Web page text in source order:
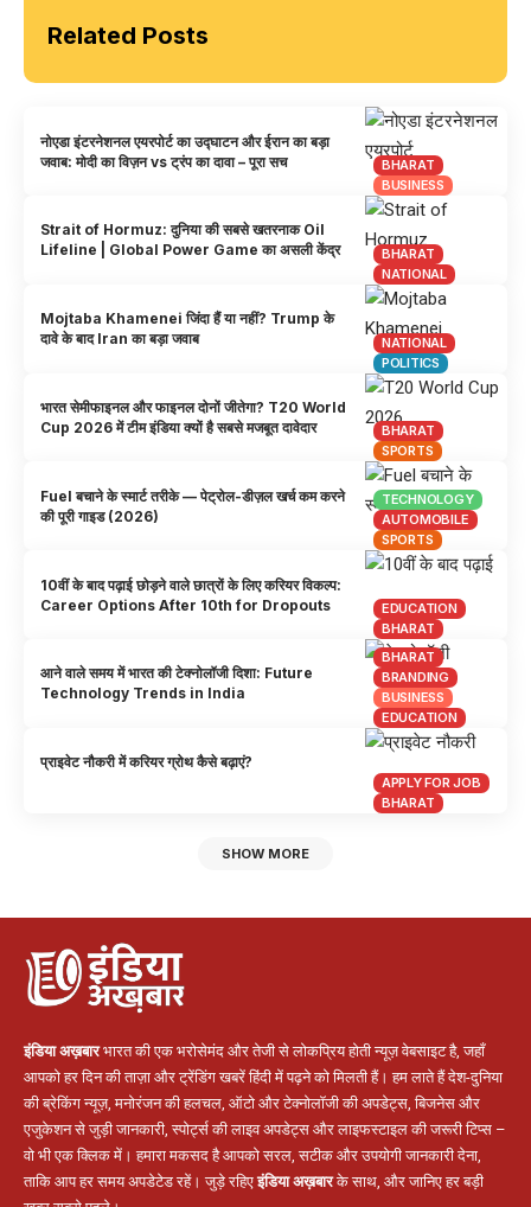
Related Posts
BHARAT
BUSINESS
नोएडा इंटरनेशनल एयरपोर्ट का उद्घाटन और ईरान का बड़ा
जवाब: मोदी का विज़न vs ट्रंप का दावा – पूरा सच
BHARAT
NATIONAL
Strait of Hormuz: दुनिया की सबसे खतरनाक Oil
Lifeline | Global Power Game का असली केंद्र
NATIONAL
POLITICS
Mojtaba Khamenei जिंदा हैं या नहीं? Trump के
दावे के बाद Iran का बड़ा जवाब
BHARAT
SPORTS
भारत सेमीफाइनल और फाइनल दोनों जीतेगा? T20 World
Cup 2026 में टीम इंडिया क्यों है सबसे मजबूत दावेदार
TECHNOLOGY
AUTOMOBILE
SPORTS
Fuel बचाने के स्मार्ट तरीके — पेट्रोल-डीज़ल खर्च कम करने
की पूरी गाइड (2026)
EDUCATION
BHARAT
10वीं के बाद पढ़ाई छोड़ने वाले छात्रों के लिए करियर विकल्प:
Career Options After 10th for Dropouts
BHARAT
BRANDING
BUSINESS
EDUCATION
आने वाले समय में भारत की टेक्नोलॉजी दिशा: Future
Technology Trends in India
APPLY FOR JOB
BHARAT
प्राइवेट नौकरी में करियर ग्रोथ कैसे बढ़ाएं?
SHOW MORE
इंडिया अख़बारभारत की एक भरोसेमंद और तेजी से लोकप्रिय होती न्यूज़ वेबसाइट है, जहाँ
आपको हर दिन की ताज़ा और ट्रेंडिंग खबरें हिंदी में पढ़ने को मिलती हैं। हम लाते हैं देश-दुनिया
की ब्रेकिंग न्यूज़, मनोरंजन की हलचल, ऑटो और टेक्नोलॉजी की अपडेट्स, बिजनेस और
एजुकेशन से जुड़ी जानकारी, स्पोर्ट्स की लाइव अपडेट्स और लाइफस्टाइल की जरूरी टिप्स –
वो भी एक क्लिक में। हमारा मकसद है आपको सरल, सटीक और उपयोगी जानकारी देना,
ताकि आप हर समय अपडेटेड रहें। जुड़े रहिएइंडिया अख़बारके साथ, और जानिए हर बड़ी